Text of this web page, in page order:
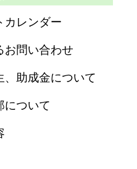
カレンダー
お問い合わせ
、助成金について
について